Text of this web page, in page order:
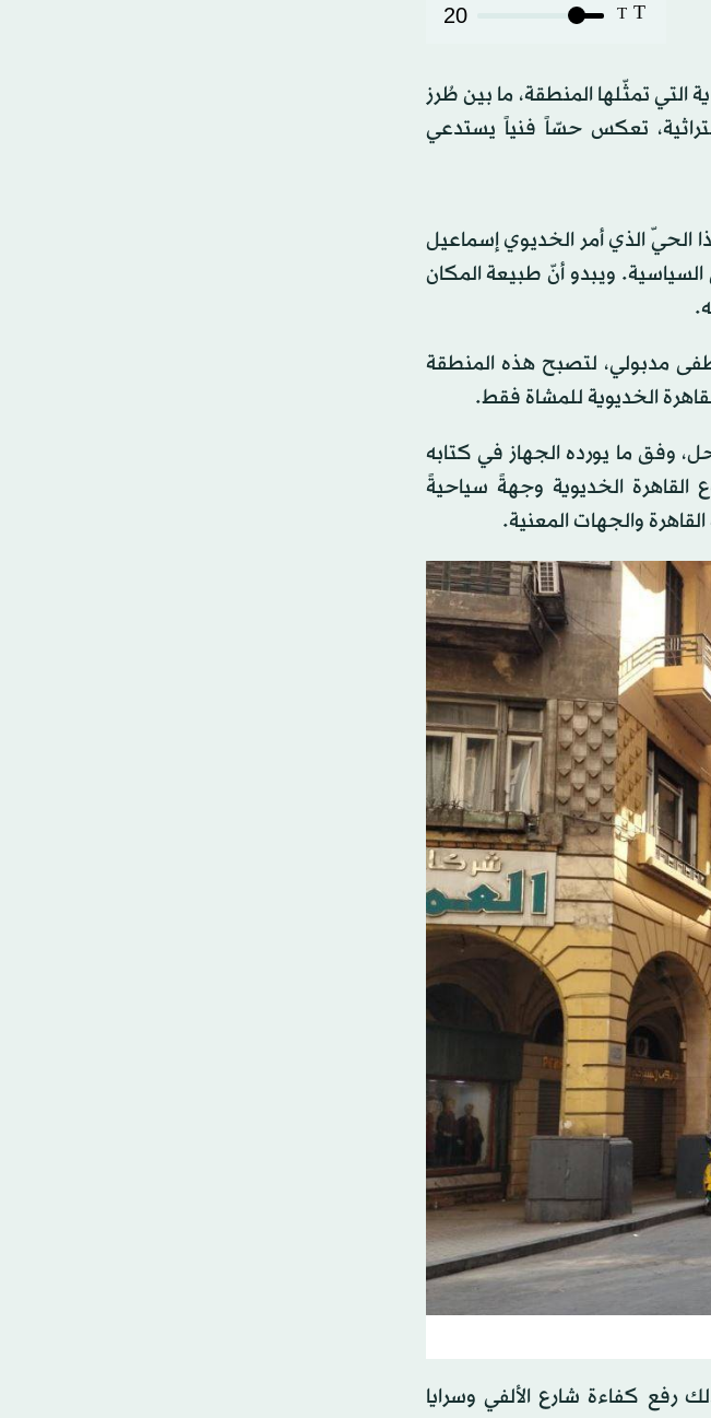
T
T
20
التي تمثّلها المنطقة، ما بين طُرز
تعكس حسّاً فنياً يستدعي
ليقبع هذا الحيّ الذي أمر الخديوي إسماعيل
السياسية. ويبدو أنّ طبيعة المكان
مدبولي، لتصبح هذه المنطقة
الخديوية للمشاة فقط.
ضمن خطة يُشرف عليها الجهاز القومي للتنسيق الحضاري تتضمّن 4 مراحل، وفق ما يورده الجهاز في كتابه
الخديوية وجهةً سياحيةً
والجهات المعنية.
رفع كفاءة شارع الألفي وسرايا